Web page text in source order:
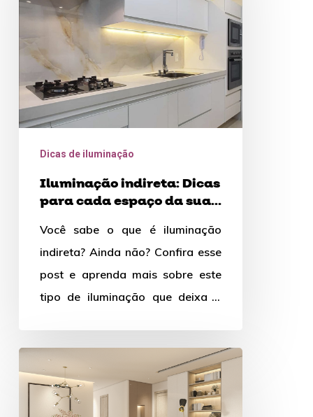
para
cada
espaço
da
sua
casa
Dicas de iluminação
Iluminação indireta: Dicas
para cada espaço da sua
Você sabe o que é iluminação
indireta? Ainda não? Confira esse
post e aprenda mais sobre este
tipo de iluminação que deixa o
dicas